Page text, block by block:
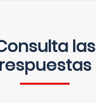
las
respuestas